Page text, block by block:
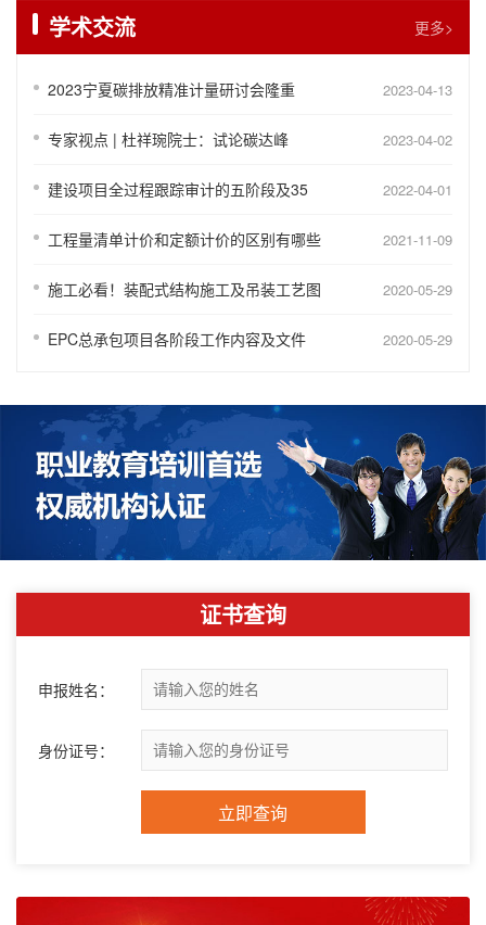
学术交流 更多>
2023宁夏碳排放精准计量研讨会隆重 2023-04-13
专家视点 | 杜祥琬院士：试论碳达峰 2023-04-02
建设项目全过程跟踪审计的五阶段及35 2022-04-01
工程量清单计价和定额计价的区别有哪些 2021-11-09
施工必看！装配式结构施工及吊装工艺图 2020-05-29
EPC总承包项目各阶段工作内容及文件 2020-05-29
证书查询
申报姓名：
身份证号：
立即查询